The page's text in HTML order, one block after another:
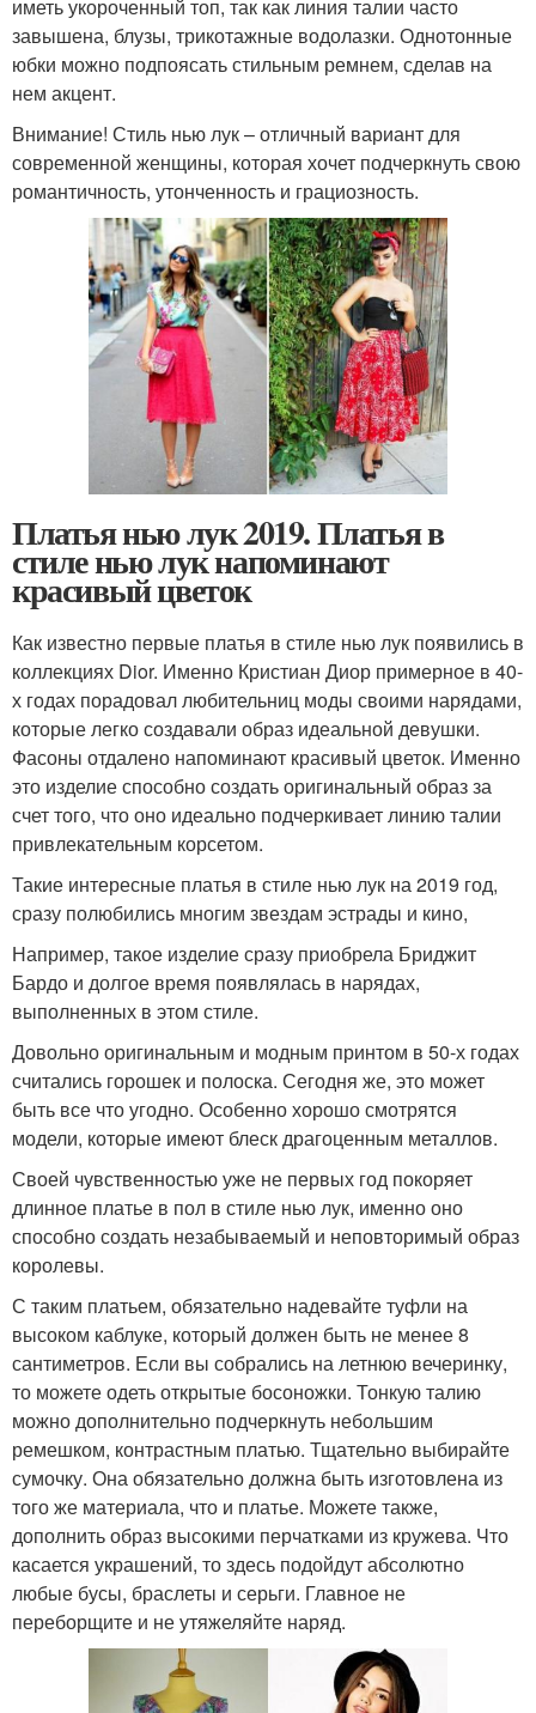
иметь укороченный топ, так как линия талии часто
завышена, блузы, трикотажные водолазки. Однотонные
юбки можно подпоясать стильным ремнем, сделав на
нем акцент.
Внимание! Стиль нью лук – отличный вариант для
современной женщины, которая хочет подчеркнуть свою
романтичность, утонченность и грациозность.
Платья нью лук 2019. Платья в
стиле нью лук напоминают
красивый цветок
Как известно первые платья в стиле нью лук появились в
коллекциях Dior. Именно Кристиан Диор примерное в 40-
х годах порадовал любительниц моды своими нарядами,
которые легко создавали образ идеальной девушки.
Фасоны отдалено напоминают красивый цветок. Именно
это изделие способно создать оригинальный образ за
счет того, что оно идеально подчеркивает линию талии
привлекательным корсетом.
Такие интересные платья в стиле нью лук на 2019 год,
сразу полюбились многим звездам эстрады и кино,
Например, такое изделие сразу приобрела Бриджит
Бардо и долгое время появлялась в нарядах,
выполненных в этом стиле.
Довольно оригинальным и модным принтом в 50-х годах
считались горошек и полоска. Сегодня же, это может
быть все что угодно. Особенно хорошо смотрятся
модели, которые имеют блеск драгоценным металлов.
Своей чувственностью уже не первых год покоряет
длинное платье в пол в стиле нью лук, именно оно
способно создать незабываемый и неповторимый образ
королевы.
С таким платьем, обязательно надевайте туфли на
высоком каблуке, который должен быть не менее 8
сантиметров. Если вы собрались на летнюю вечеринку,
то можете одеть открытые босоножки. Тонкую талию
можно дополнительно подчеркнуть небольшим
ремешком, контрастным платью. Тщательно выбирайте
сумочку. Она обязательно должна быть изготовлена из
того же материала, что и платье. Можете также,
дополнить образ высокими перчатками из кружева. Что
касается украшений, то здесь подойдут абсолютно
любые бусы, браслеты и серьги. Главное не
переборщите и не утяжеляйте наряд.